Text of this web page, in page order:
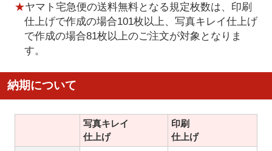
★ヤマト宅急便の送料無料となる規定枚数は、印刷
仕上げで作成の場合101枚以上、写真キレイ仕上げ
で作成の場合81枚以上のご注文が対象となりま
す。
納期について
写真キレイ
仕上げ
印刷
仕上げ